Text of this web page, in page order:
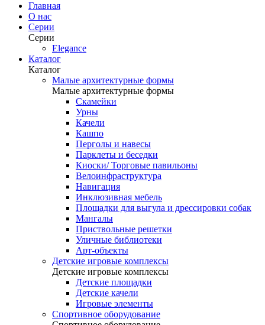
Главная
О нас
Серии
Серии
Elegance
Каталог
Каталог
Малые архитектурные формы
Малые архитектурные формы
Скамейки
Урны
Качели
Кашпо
Перголы и навесы
Парклеты и беседки
Киоски/ Торговые павильоны
Велоинфраструктура
Навигация
Инклюзивная мебель
Площадки для выгула и дрессировки собак
Мангалы
Приствольные решетки
Уличные библиотеки
Арт-объекты
Детские игровые комплексы
Детские игровые комплексы
Детские площадки
Детские качели
Игровые элементы
Спортивное оборудование